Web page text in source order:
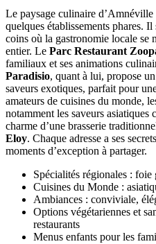
Le paysage culinaire d’Amnéville
quelques établissements phares.
coins où la gastronomie locale se
entier. Le Parc Restaurant
familiaux et ses animations
Paradisio, quant à lui, propose
saveurs exotiques, parfait pour
amateurs de cuisines du monde,
notamment les saveurs asiatiques
charme d’une brasserie
Eloy. Chaque adresse a ses
moments d’exception à partager.
Spécialités régionales :
Cuisines du Monde :
Ambiances : conviviale,
Options végétariennes et
restaurants
Menus enfants pour les